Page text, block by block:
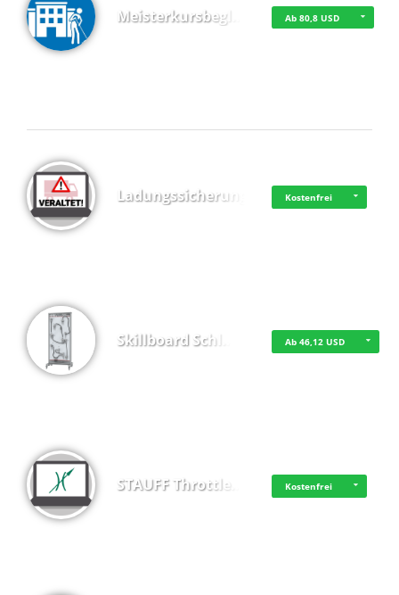
Meisterkursbegl… Ab 80,8 USD
Ladungssicherung Kostenfrei
Skillboard Schl… Ab 46,12 USD
STAUFF Throttle… Kostenfrei